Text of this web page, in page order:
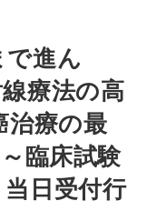
進ん
療法の高
治療の最
臨床試験
日受付行